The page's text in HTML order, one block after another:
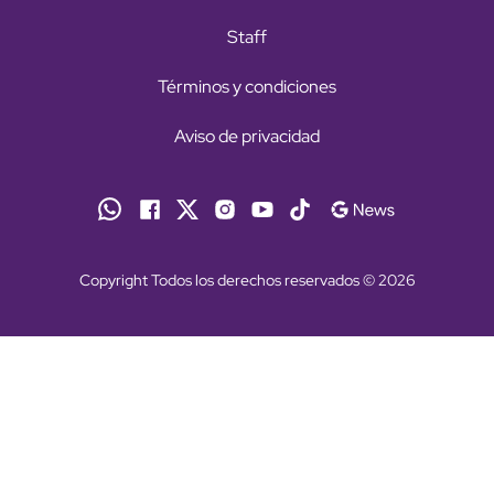
Staff
Términos y condiciones
Aviso de privacidad
Copyright Todos los derechos reservados © 2026